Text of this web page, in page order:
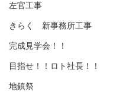
左官工事
きらく 新事務所工事
完成見学会！！
目指せ！！ロト社長！！
地鎮祭